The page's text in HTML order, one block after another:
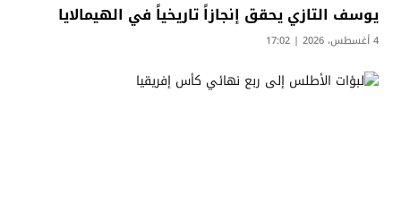
يوسف التازي يحقق إنجازاً تاريخياً في الهيمالايا
4 أغسطس، 2026 | 17:02